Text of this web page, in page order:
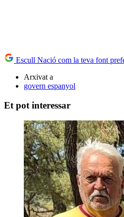
Escull Nació com la teva font
Arxivat a
govern espanyol
Et pot interessar